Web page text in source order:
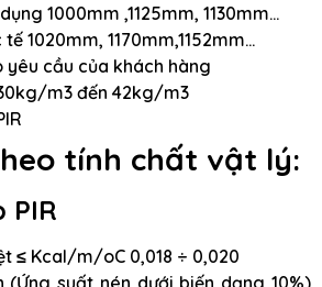
1000mm ,1125mm, 1130mm…
1020mm, 1170mm,1152mm…
yêu cầu của khách hàng
m3 đến 42kg/m3
tính chất vật lý:
PIR
≤ Kcal/m/oC 0,018 ÷ 0,020
(Ứng suất nén dưới biến dạng 10%)